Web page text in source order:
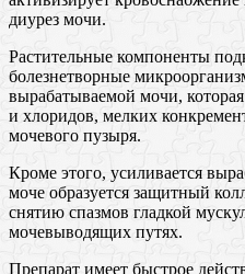
диурез мочи.
Растительные компоненты
болезнетворные
вырабатываемой мочи,
и хлоридов, мелких
мочевого пузыря.
Кроме этого, усиливается
моче образуется защитный
снятию спазмов гладкой
мочевыводящих путях.
Препарат имеет быстрое